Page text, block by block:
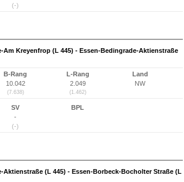
(-)
Am Kreyenfrop (L 445) - Essen-Bedingrade-Aktienstraße
B-Rang
10.042
(7.638)
L-Rang
2.049
(1.462)
Land
NW
SV
-
(-)
BPL
Aktienstraße (L 445) - Essen-Borbeck-Bocholter Straße (L